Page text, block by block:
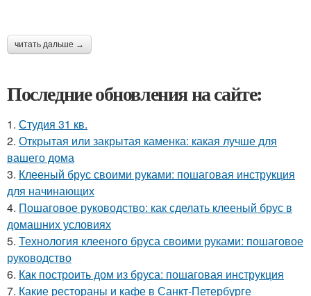
читать дальше →
Последние обновления на сайте:
1. Студия 31 кв.
2. Открытая или закрытая каменка: какая лучше для
вашего дома
3. Клееный брус своими руками: пошаговая инструкция
для начинающих
4. Пошаговое руководство: как сделать клееный брус в
домашних условиях
5. Технология клееного бруса своими руками: пошаговое
руководство
6. Как построить дом из бруса: пошаговая инструкция
7. Какие рестораны и кафе в Санкт-Петербурге